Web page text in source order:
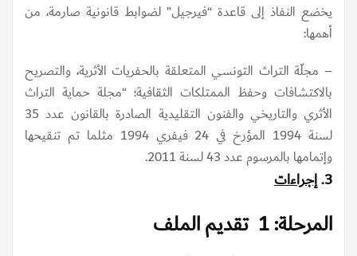
يخضع النفاذ إلى قاعدة “فيرجيل” لضوابط قانونية صارمة، من
أهمها:
– مجلّة التراث التونسي المتعلقة بالحفريات الأثرية، والتصريح
بالاكتشافات وحفظ الممتلكات الثقافية؛ “مجلة حماية التراث
الأثري والتاريخي والفنون التقليدية الصادرة بالقانون عدد 35
لسنة 1994 المؤرخ في 24 فيفري 1994 مثلما تم تنقيحها
وإتمامها بالمرسوم عدد 43 لسنة 2011.
3. إجراءات
المرحلة: 1 تقديم الملف